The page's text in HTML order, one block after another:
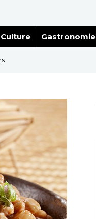
Culture Gastronomie